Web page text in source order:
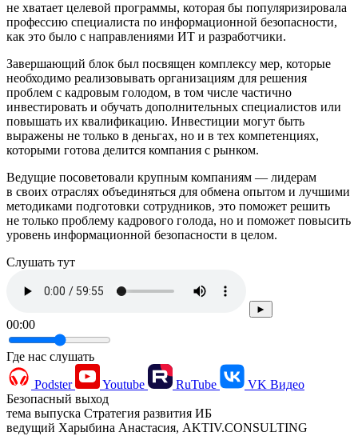
не хватает целевой программы, которая бы популяризировала
профессию специалиста по информационной безопасности,
как это было с направлениями ИТ и разработчики.
Завершающий блок был посвящен комплексу мер, которые
необходимо реализовывать организациям для решения
проблем с кадровым голодом, в том числе частично
инвестировать и обучать дополнительных специалистов или
повышать их квалификацию. Инвестиции могут быть
выражены не только в деньгах, но и в тех компетенциях,
которыми готова делится компания с рынком.
Ведущие посоветовали крупным компаниям — лидерам
в своих отраслях объединяться для обмена опытом и лучшими
методиками подготовки сотрудников, это поможет решить
не только проблему кадрового голода, но и поможет повысить
уровень информационной безопасности в целом.
Cлушать тут
►
00:00
Где нас слушать
Podster Youtube RuTube
VK Видео
Безопасный выход
тема выпуска Стратегия развития ИБ
ведущий Харыбина Анастасия, AKTIV.CONSULTING